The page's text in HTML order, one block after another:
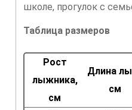
школе, прогулок с
Таблица размеров
Рост
лыжника,
см
Длина
см